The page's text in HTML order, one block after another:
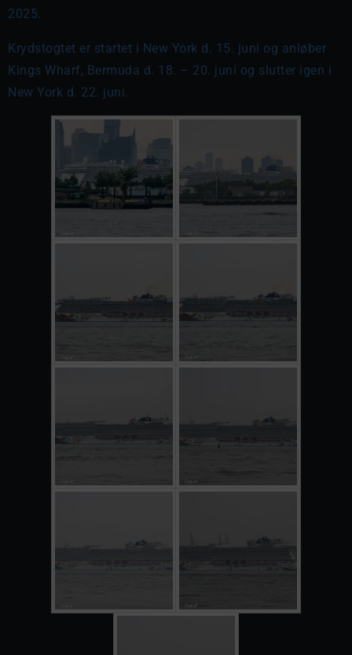
2025.
Krydstogtet er startet i New York d. 15. juni og anløber
Kings Wharf, Bermuda d. 18. – 20. juni og slutter igen i
New York d. 22. juni.